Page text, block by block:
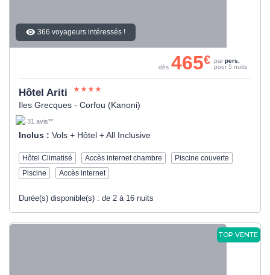
366 voyageurs intéressés !
Hôtel Ariti
Iles Grecques - Corfou (Kanoni)
31 avis**
Inclus : Vols + Hôtel + All Inclusive
Hôtel Climatisé Accès internet chambre
Piscine couverte
Piscine
Accès internet
Durée(s) disponible(s) : de 2 à 16 nuits
dès 465€ par pers.
pour 5 nuits
TOP VENTE